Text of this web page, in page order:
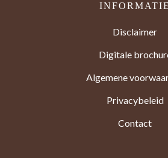
INFORMATIE
Disclaimer
Digitale
Algemene
Privacybeleid
Contact